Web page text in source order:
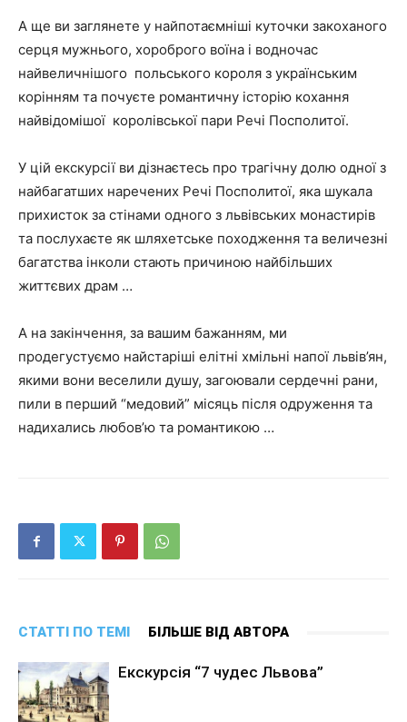
А ще ви заглянете у найпотаємніші куточки закоханого
серця мужнього, хороброго воїна і водночас
найвеличнішого польського короля з українським
корінням та почуєте романтичну історію кохання
найвідомішої королівської пари Речі Посполитої.
У цій екскурсії ви дізнаєтесь про трагічну долю одної з
найбагатших наречених Речі Посполитої, яка шукала
прихисток за стінами одного з львівських монастирів
та послухаєте як шляхетське походження та величезні
багатства інколи стають причиною найбільших
життєвих драм …
А на закінчення, за вашим бажанням, ми
продегустуємо найстаріші елітні хмільні напої львів’ян,
якими вони веселили душу, загоювали сердечні рани,
пили в перший “медовий” місяць після одруження та
надихались любов’ю та романтикою …
СТАТТІ ПО ТЕМІ БІЛЬШЕ ВІД АВТОРА
Екскурсія “7 чудес Львова”